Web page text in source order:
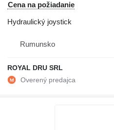
Cena na požiadanie
Hydraulický joystick
Rumunsko
ROYAL DRU SRL